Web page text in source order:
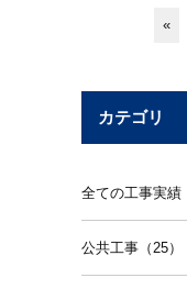
«
カテゴリ
全ての工事実績
公共工事（25）